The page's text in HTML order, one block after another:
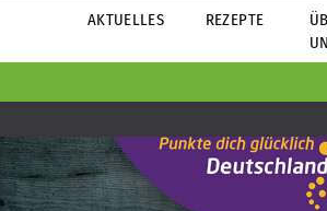
AKTUELLES REZEPTE